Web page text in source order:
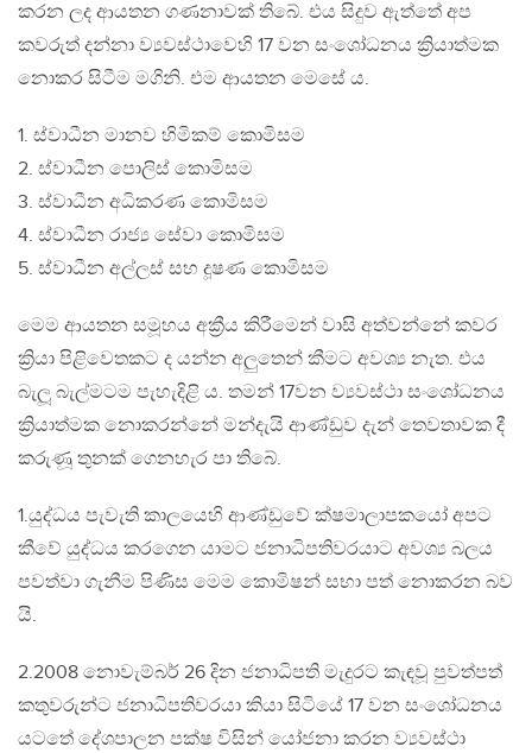
කරන ලද ආයතන ගණනාවක් තිබේ. එය සිදුව ඇත්තේ අප
කවරුත් දන්නා ව්‍යවස්ථාවෙහි 17 වන සංශෝධනය ක්‍රියාත්මක
නොකර සිටීම මගිනි. එම ආයතන මෙසේ ය.
1. ස්වාධීන මානව හිමිකම් කොමිසම
2. ස්වාධීන පොලිස් කොමිසම
3. ස්වාධීන අධිකරණ කොමිසම
4. ස්වාධීන රාජ්‍ය සේවා කොමිසම
5. ස්වාධීන අල්ලස් සහ දූෂණ කොමිසම
මෙම ආයතන සමූහය අක්‍රීය කිරීමෙන් වාසි අත්වන්නේ කවර
ක්‍රියා පිළිවෙතකට ද යන්න අලුතෙන් කීමට අවශ්‍ය නැත. එය
බැලූ බැල්මටම පැහැදිළි ය. තමන් 17වන ව්‍යවස්ථා සංශෝධනය
ක්‍රියාත්මක නොකරන්නේ මන්දැයි ආණ්ඩුව දැන් තෙවතාවක දී
කරුණූ තුනක් ගෙනහැර පා තිබේ.
1.යුද්ධය පැවැති කාලයෙහි ආණ්ඩුවේ ක්ෂමාලාපකයෝ අපට
කීවේ යුද්ධය කරගෙන යාමට ජනාධිපතිවරයාට අවශ්‍ය බලය
පවත්වා ගැනීම පිණිස මෙම කොමිෂන් සභා පත් නොකරන බව
යි.
2.2008 නොවැම්බර් 26 දින ජනාධිපති මැදුරට කැඳවූ පුවත්පත්
කතුවරුන්ට ජනාධිපතිවරයා කියා සිටියේ 17 වන සංශෝධනය
යටතේ දේශපාලන පක්ෂ විසින් යෝජනා කරන ව්‍යවස්ථා